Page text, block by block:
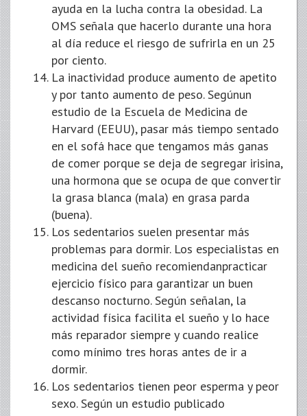
ayuda en la lucha contra la obesidad. La
OMS señala que hacerlo durante una hora
al día reduce el riesgo de sufrirla en un 25
por ciento.
La inactividad produce aumento de apetito
y por tanto aumento de peso. Segúnun
estudio de la Escuela de Medicina de
Harvard (EEUU), pasar más tiempo sentado
en el sofá hace que tengamos más ganas
de comer porque se deja de segregar irisina,
una hormona que se ocupa de que convertir
la grasa blanca (mala) en grasa parda
(buena).
Los sedentarios suelen presentar más
problemas para dormir. Los especialistas en
medicina del sueño recomiendanpracticar
ejercicio físico para garantizar un buen
descanso nocturno. Según señalan, la
actividad física facilita el sueño y lo hace
más reparador siempre y cuando realice
como mínimo tres horas antes de ir a
dormir.
Los sedentarios tienen peor esperma y peor
sexo. Según un estudio publicado